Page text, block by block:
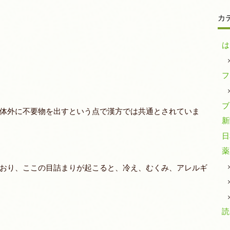
外に不要物を出すという点で漢方では共通とされていま
り、ここの目詰まりが起こると、冷え、むくみ、アレルギ
カ